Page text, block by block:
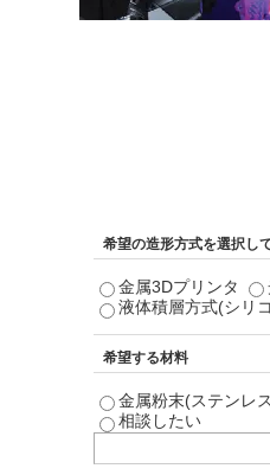
希望の造形方式を選択し
金属3Dプリンタ
液体積層方式(シリ
希望する材料
金属粉末(ステンレ
相談したい